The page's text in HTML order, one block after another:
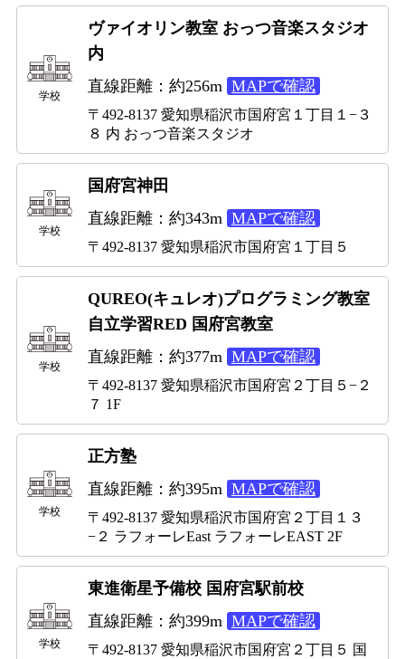
学校
ヴァイオリン教室 おっつ音楽スタジオ
内
直線距離：約256m MAPで確認
〒492-8137 愛知県稲沢市国府宮１丁目１−３
８ 内 おっつ音楽スタジオ
学校
国府宮神田
直線距離：約343m MAPで確認
〒492-8137 愛知県稲沢市国府宮１丁目５
学校
QUREO(キュレオ)プログラミング教室
自立学習RED 国府宮教室
直線距離：約377m MAPで確認
〒492-8137 愛知県稲沢市国府宮２丁目５−２
７ 1F
学校
正方塾
直線距離：約395m MAPで確認
〒492-8137 愛知県稲沢市国府宮２丁目１３
−２ ラフォーレEast ラフォーレEAST 2F
学校
東進衛星予備校 国府宮駅前校
直線距離：約399m MAPで確認
〒492-8137 愛知県稲沢市国府宮２丁目５ 国